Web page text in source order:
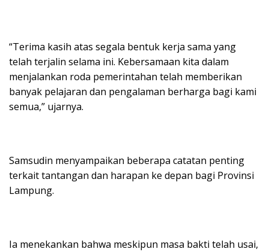
“Terima kasih atas segala bentuk kerja sama yang
telah terjalin selama ini. Kebersamaan kita dalam
menjalankan roda pemerintahan telah memberikan
banyak pelajaran dan pengalaman berharga bagi kami
semua,” ujarnya.
Samsudin menyampaikan beberapa catatan penting
terkait tantangan dan harapan ke depan bagi Provinsi
Lampung.
Ia menekankan bahwa meskipun masa bakti telah usai,